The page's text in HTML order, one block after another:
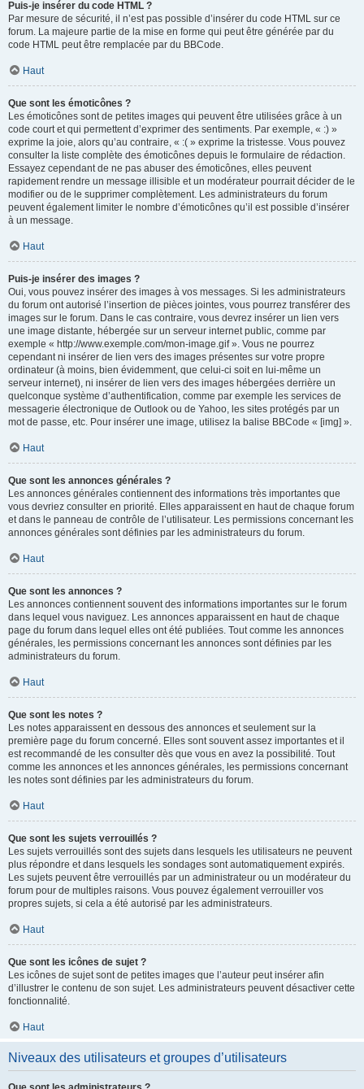
Puis-je insérer du code HTML ?
Par mesure de sécurité, il n’est pas possible d’insérer du code HTML sur ce
forum. La majeure partie de la mise en forme qui peut être générée par du
code HTML peut être remplacée par du BBCode.
Haut
Que sont les émoticônes ?
Les émoticônes sont de petites images qui peuvent être utilisées grâce à un
code court et qui permettent d’exprimer des sentiments. Par exemple, « :) »
exprime la joie, alors qu’au contraire, « :( » exprime la tristesse. Vous pouvez
consulter la liste complète des émoticônes depuis le formulaire de rédaction.
Essayez cependant de ne pas abuser des émoticônes, elles peuvent
rapidement rendre un message illisible et un modérateur pourrait décider de le
modifier ou de le supprimer complètement. Les administrateurs du forum
peuvent également limiter le nombre d’émoticônes qu’il est possible d’insérer
à un message.
Haut
Puis-je insérer des images ?
Oui, vous pouvez insérer des images à vos messages. Si les administrateurs
du forum ont autorisé l’insertion de pièces jointes, vous pourrez transférer des
images sur le forum. Dans le cas contraire, vous devrez insérer un lien vers
une image distante, hébergée sur un serveur internet public, comme par
exemple « http://www.exemple.com/mon-image.gif ». Vous ne pourrez
cependant ni insérer de lien vers des images présentes sur votre propre
ordinateur (à moins, bien évidemment, que celui-ci soit en lui-même un
serveur internet), ni insérer de lien vers des images hébergées derrière un
quelconque système d’authentification, comme par exemple les services de
messagerie électronique de Outlook ou de Yahoo, les sites protégés par un
mot de passe, etc. Pour insérer une image, utilisez la balise BBCode « [img] ».
Haut
Que sont les annonces générales ?
Les annonces générales contiennent des informations très importantes que
vous devriez consulter en priorité. Elles apparaissent en haut de chaque forum
et dans le panneau de contrôle de l’utilisateur. Les permissions concernant les
annonces générales sont définies par les administrateurs du forum.
Haut
Que sont les annonces ?
Les annonces contiennent souvent des informations importantes sur le forum
dans lequel vous naviguez. Les annonces apparaissent en haut de chaque
page du forum dans lequel elles ont été publiées. Tout comme les annonces
générales, les permissions concernant les annonces sont définies par les
administrateurs du forum.
Haut
Que sont les notes ?
Les notes apparaissent en dessous des annonces et seulement sur la
première page du forum concerné. Elles sont souvent assez importantes et il
est recommandé de les consulter dès que vous en avez la possibilité. Tout
comme les annonces et les annonces générales, les permissions concernant
les notes sont définies par les administrateurs du forum.
Haut
Que sont les sujets verrouillés ?
Les sujets verrouillés sont des sujets dans lesquels les utilisateurs ne peuvent
plus répondre et dans lesquels les sondages sont automatiquement expirés.
Les sujets peuvent être verrouillés par un administrateur ou un modérateur du
forum pour de multiples raisons. Vous pouvez également verrouiller vos
propres sujets, si cela a été autorisé par les administrateurs.
Haut
Que sont les icônes de sujet ?
Les icônes de sujet sont de petites images que l’auteur peut insérer afin
d’illustrer le contenu de son sujet. Les administrateurs peuvent désactiver cette
fonctionnalité.
Haut
Niveaux des utilisateurs et groupes d’utilisateurs